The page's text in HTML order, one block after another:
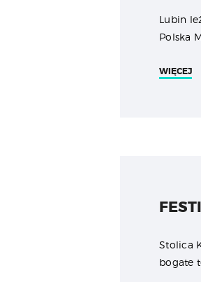
Lubin
Polska
WIĘCEJ
Stolica
bogate